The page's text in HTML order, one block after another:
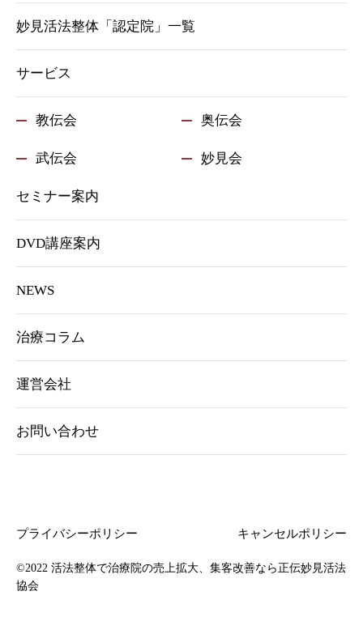
妙見活法整体「認定院」一覧
サービス
教伝会 奥伝会
武伝会 妙見会
セミナー案内
DVD講座案内
NEWS
治療コラム
運営会社
お問い合わせ
プライバシーポリシー キャンセルポリシー
©2022 活法整体で治療院の売上拡大、集客改善なら正伝妙見活法
協会